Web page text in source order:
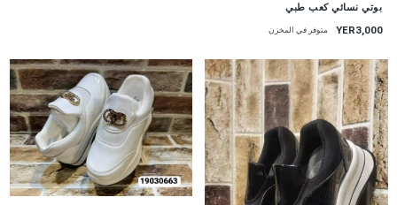
بوتي نسائي كعب طبي
YER3,000 متوفر في المخزن